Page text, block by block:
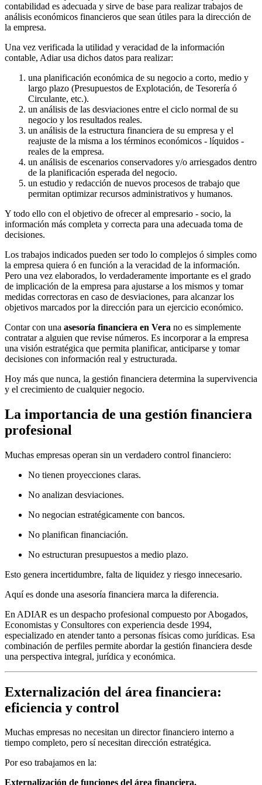
contabilidad es adecuada y sirve de base para realizar trabajos de
análisis económicos financieros que sean útiles para la dirección de
la empresa.
Una vez verificada la utilidad y veracidad de la información
contable, Adiar usa dichos datos para realizar:
una planificación económica de su negocio a corto, medio y
largo plazo (Presupuestos de Explotación, de Tesorería ó
Circulante, etc.).
un análisis de las desviaciones entre el ciclo normal de su
negocio y los resultados reales.
un análisis de la estructura financiera de su empresa y el
reajuste de la misma a los términos económicos - líquidos -
reales de la empresa.
un análisis de escenarios conservadores y/o arriesgados dentro
de la planificación esperada del negocio.
un estudio y redacción de nuevos procesos de trabajo que
permitan optimizar recursos administrativos y humanos.
Y todo ello con el objetivo de ofrecer al empresario - socio, la
información más completa y correcta para una adecuada toma de
decisiones.
Los trabajos indicados pueden ser todo lo complejos ó simples como
la empresa quiera ó en función a la veracidad de la información.
Pero una vez elaborados, lo verdaderamente importante es el grado
de implicación de la empresa para ajustarse a los mismos y tomar
medidas correctoras en caso de desviaciones, para alcanzar los
objetivos marcados por la dirección para un ejercicio económico.
Contar con una asesoría financiera en Vera no es simplemente
contratar a alguien que revise números. Es incorporar a la empresa
una visión estratégica que permita planificar, anticiparse y tomar
decisiones con información real y estructurada.
Hoy más que nunca, la gestión financiera determina la supervivencia
y el crecimiento de cualquier negocio.
La importancia de una gestión financiera
profesional
Muchas empresas operan sin un verdadero control financiero:
No tienen proyecciones claras.
No analizan desviaciones.
No negocian estratégicamente con bancos.
No planifican financiación.
No estructuran presupuestos a medio plazo.
Esto genera incertidumbre, falta de liquidez y riesgo innecesario.
Aquí es donde una asesoría financiera marca la diferencia.
En ADIAR es un despacho profesional compuesto por Abogados,
Economistas y Consultores con experiencia desde 1994,
especializado en atender tanto a personas físicas como jurídicas. Esa
combinación de perfiles permite abordar la gestión financiera desde
una perspectiva integral, jurídica y económica.
Externalización del área financiera:
eficiencia y control
Muchas empresas no necesitan un director financiero interno a
tiempo completo, pero sí necesitan dirección estratégica.
Por eso trabajamos en la:
Externalización de funciones del área financiera.